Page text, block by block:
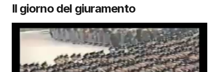
Il giorno del giuramento